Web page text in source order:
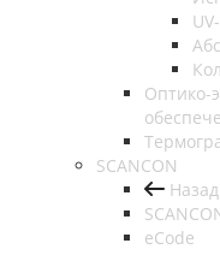
Оптико-
SCANCON
Назад
eCode